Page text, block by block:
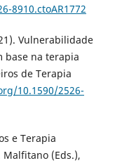
8910.ctoAR1772
Vulnerabilidade
base na terapia
de Terapia
10.1590/2526-
e Terapia
Malfitano (Eds.),